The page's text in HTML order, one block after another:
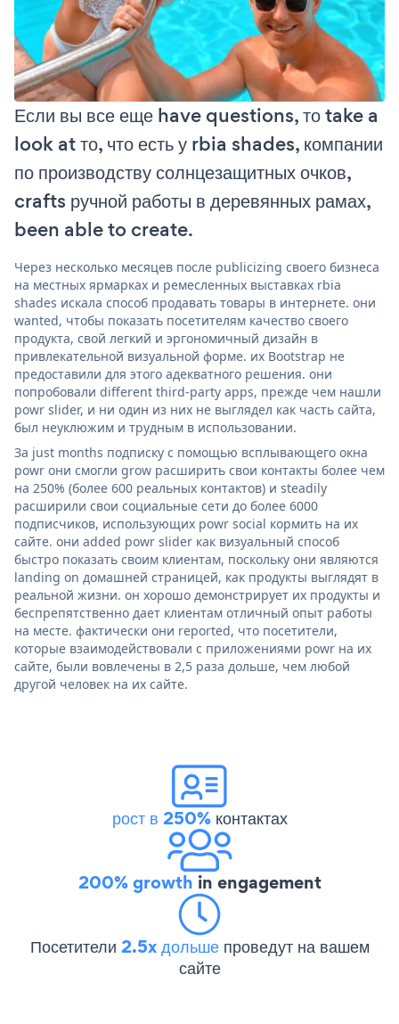
Если вы все еще have questions, то take a
look at то, что есть у rbia shades, компании
по производству солнцезащитных очков,
crafts ручной работы в деревянных рамах,
been able to create.
Через несколько месяцев после publicizing своего бизнеса
на местных ярмарках и ремесленных выставках rbia
shades искала способ продавать товары в интернете. они
wanted, чтобы показать посетителям качество своего
продукта, свой легкий и эргономичный дизайн в
привлекательной визуальной форме. их Bootstrap не
предоставили для этого адекватного решения. они
попробовали different third-party apps, прежде чем нашли
powr slider, и ни один из них не выглядел как часть сайта,
был неуклюжим и трудным в использовании.
За just months подписку с помощью всплывающего окна
powr они смогли grow расширить свои контакты более чем
на 250% (более 600 реальных контактов) и steadily
расширили свои социальные сети до более 6000
подписчиков, использующих powr social кормить на их
сайте. они added powr slider как визуальный способ
быстро показать своим клиентам, поскольку они являются
landing on домашней страницей, как продукты выглядят в
реальной жизни. он хорошо демонстрирует их продукты и
беспрепятственно дает клиентам отличный опыт работы
на месте. фактически они reported, что посетители,
которые взаимодействовали с приложениями powr на их
сайте, были вовлечены в 2,5 раза дольше, чем любой
другой человек на их сайте.
рост в 250%контактах
200% growth in engagement
Посетители 2.5x дольше проведут на вашем
сайте